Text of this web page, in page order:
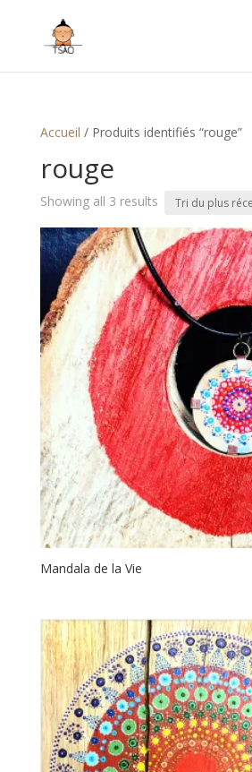
Accueil / Produits identifiés “rouge”
rouge
Showing all 3 resultsSorted
latest
Mandala de la Vie